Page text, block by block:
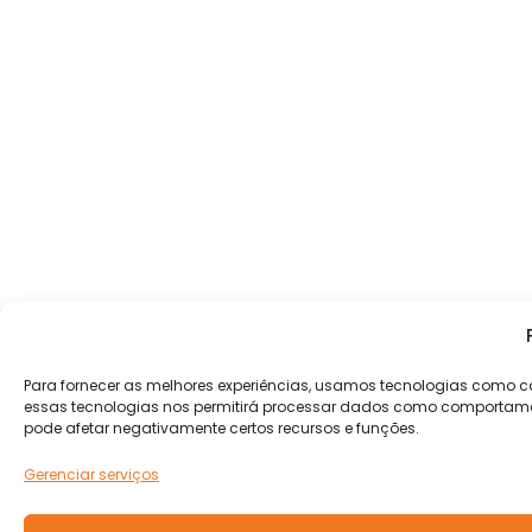
Para fornecer as melhores experiências, usamos tecnologias
essas tecnologias nos permitirá processar dados como
pode afetar negativamente certos recursos e funções.
Gerenciar serviços